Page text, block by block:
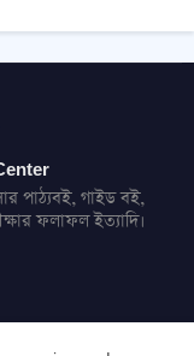
পাঠ্যবই, গাইড বই,
ফলাফল ইত্যাদি।